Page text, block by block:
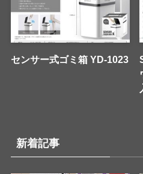
センサー式ゴミ箱 YD-1023
新着記事